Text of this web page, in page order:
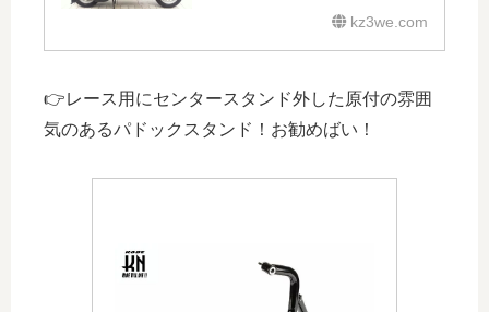
kz3we.com
👉レース用にセンタースタンド外した原付の雰囲
気のあるパドックスタンド！お勧めばい！